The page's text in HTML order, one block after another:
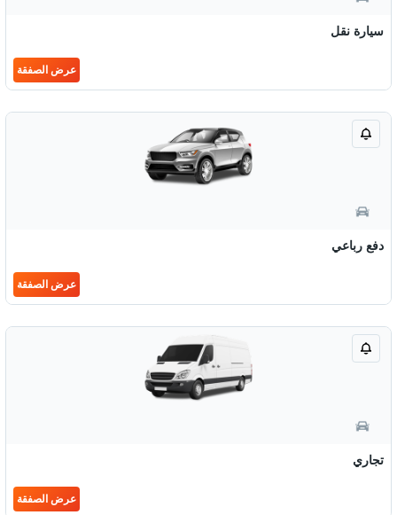
سيارة نقل
عرض الصفقة
دفع رباعي
عرض الصفقة
تجاري
عرض الصفقة